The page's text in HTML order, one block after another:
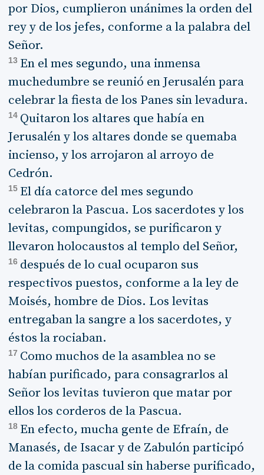
por Dios, cumplieron unánimes la orden del
rey y de los jefes, conforme a la palabra del
Señor.
13 En el mes segundo, una inmensa
muchedumbre se reunió en Jerusalén para
celebrar la fiesta de los Panes sin levadura.
14 Quitaron los altares que había en
Jerusalén y los altares donde se quemaba
incienso, y los arrojaron al arroyo de
Cedrón.
15 El día catorce del mes segundo
celebraron la Pascua. Los sacerdotes y los
levitas, compungidos, se purificaron y
llevaron holocaustos al templo del Señor,
16 después de lo cual ocuparon sus
respectivos puestos, conforme a la ley de
Moisés, hombre de Dios. Los levitas
entregaban la sangre a los sacerdotes, y
éstos la rociaban.
17 Como muchos de la asamblea no se
habían purificado, para consagrarlos al
Señor los levitas tuvieron que matar por
ellos los corderos de la Pascua.
18 En efecto, mucha gente de Efraín, de
Manasés, de Isacar y de Zabulón participó
de la comida pascual sin haberse purificado,